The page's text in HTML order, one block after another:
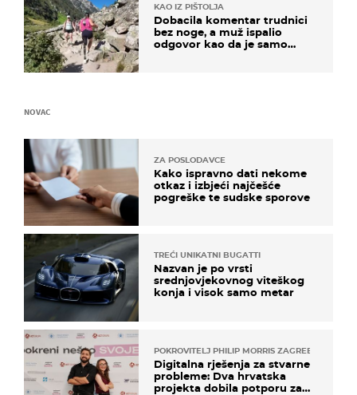
KAO IZ PIŠTOLJA
Dobacila komentar trudnici
bez noge, a muž ispalio
odgovor kao da je samo
NOVAC
ZA POSLODAVCE
Kako ispravno dati nekome
otkaz i izbjeći najčešće
pogreške te sudske sporove
TREĆI UNIKATNI BUGATTI
Nazvan je po vrsti
srednjovjekovnog viteškog
konja i visok samo metar
POKROVITELJ PHILIP MORRIS ZAGREB
Digitalna rješenja za stvarne
probleme: Dva hrvatska
projekta dobila potporu za